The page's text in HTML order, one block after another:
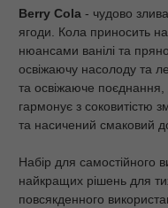
Berry Cola - чудово
ягоди. Кола приносить
нюансами ванілі та
освіжаючу насолоду та
та освіжаюче
гармонує з соковитістю
та насичений смаковий
Набір для самостійного
найкращих рішень для
повсякденного